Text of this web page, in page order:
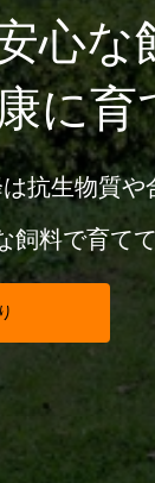
心な
に育
抗生物質
飼料で育てて